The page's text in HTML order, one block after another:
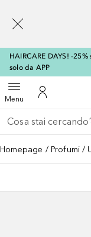
HAIRCARE DAYS! -
solo da APP
MenuApri menuAl Mio
Torna indietro
Esegui ricerca
Homepage Profumi